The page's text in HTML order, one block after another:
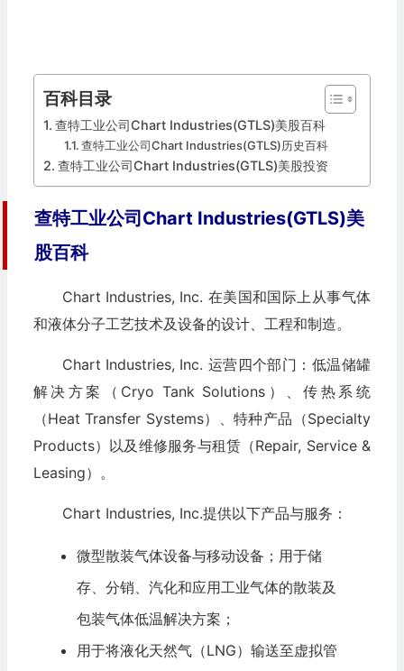
百科目录
查特工业公司Chart Industries(GTLS)美股百科
查特工业公司Chart Industries(GTLS)历史百科
查特工业公司Chart Industries(GTLS)美股投资
查特工业公司Chart Industries(GTLS)美
股百科
Chart Industries, Inc. 在美国和国际上从事气体
和液体分子工艺技术及设备的设计、工程和制造。
Chart Industries, Inc. 运营四个部门：低温储罐
解决方案（Cryo Tank Solutions）、传热系统
（Heat Transfer Systems）、特种产品（Specialty
Products）以及维修服务与租赁（Repair, Service &
Leasing）。
Chart Industries, Inc.提供以下产品与服务：
微型散装气体设备与移动设备；用于储
存、分销、汽化和应用工业气体的散装及
包装气体低温解决方案；
用于将液化天然气（LNG）输送至虚拟管